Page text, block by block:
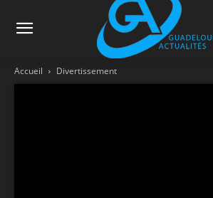
Accueil Divertissement